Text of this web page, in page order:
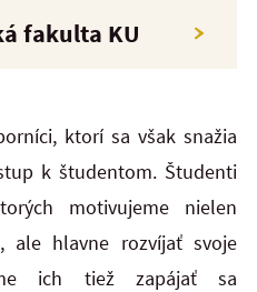
fakulta KU
ktorí sa však snažia
k študentom. Študenti
motivujeme nielen
ale hlavne rozvíjať svoje
ich tiež zapájať sa